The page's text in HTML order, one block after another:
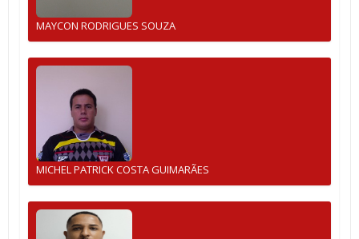
MAYCON RODRIGUES SOUZA
MICHEL PATRICK COSTA GUIMARÃES